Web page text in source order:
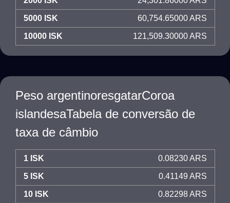
5000 ISK 60,754.65000 ARS
10000 ISK 121,509.30000 ARS
Peso argentinoresgatarCoroa
islandesaTabela de conversão de
taxa de câmbio
1 ISK 0.08230 ARS
5 ISK 0.41149 ARS
10 ISK 0.82298 ARS